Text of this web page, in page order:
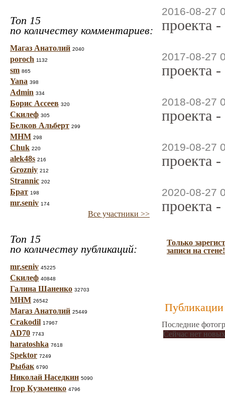
Топ 15
по количеству комментариев:
Магаз Анатолий 2040
poroch 1132
sm 865
Yana 398
Admin 334
Борис Ассеев 320
Скилеф 305
Белков Альберт 299
МНМ 298
Chuk 220
alek48s 216
Grozniy 212
Strannic 202
Брат 198
mr.seniv 174
Все участники >>
Топ 15
по количеству публикаций:
mr.seniv 45225
Скилеф 40848
Галина Шаненко 32703
МНМ 26542
Магаз Анатолий 25449
Crakodil 17967
AD70 7743
haratoshka 7618
Spektor 7249
Рыбак 6790
Николай Наседкин 5090
Ігор Кузьменко 4796
2016-08-27
проекта
2017-08-27
проекта
2018-08-27
проекта
2019-08-27
проекта
2020-08-27
проекта
Только
записи на стене!
Публикации
Последние
Сейчас нет